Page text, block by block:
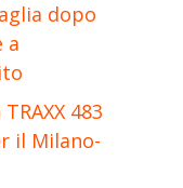
dopo
a
483
il Milano-